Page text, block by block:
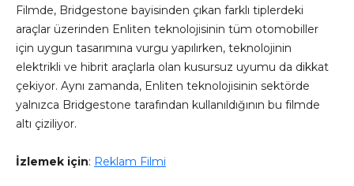
Filmde, Bridgestone bayisinden çıkan farklı tiplerdeki
araçlar üzerinden Enliten teknolojisinin tüm otomobiller
için uygun tasarımına vurgu yapılırken, teknolojinin
elektrikli ve hibrit araçlarla olan kusursuz uyumu da dikkat
çekiyor. Aynı zamanda, Enliten teknolojisinin sektörde
yalnızca Bridgestone tarafından kullanıldığının bu filmde
altı çiziliyor.
İzlemek için: Reklam Filmi